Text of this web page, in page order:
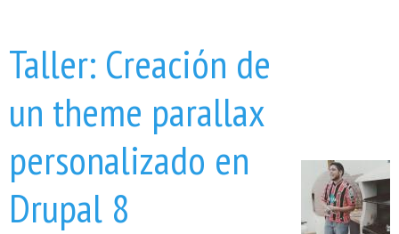
Se encuentra usted aquí
Taller: Creación de
un theme parallax
personalizado en
Drupal 8